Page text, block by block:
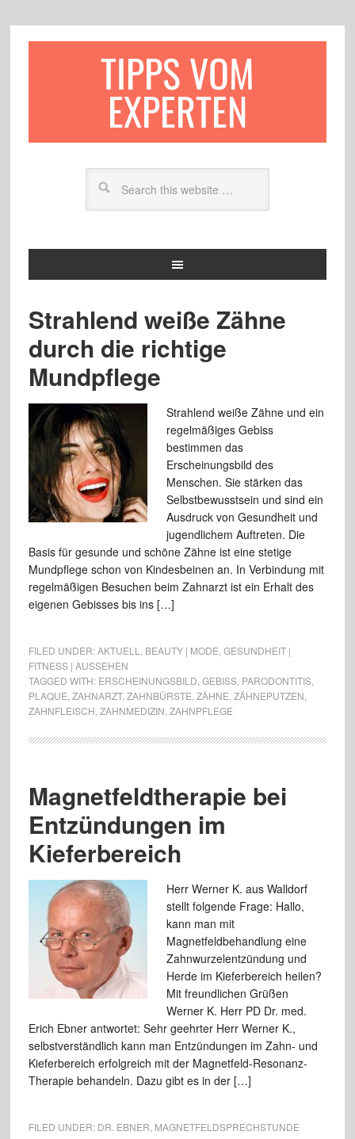
TIPPS VOM
EXPERTEN
Strahlend weiße Zähne
durch die richtige
Mundpflege
Strahlend weiße Zähne und ein
regelmäßiges Gebiss
bestimmen das
Erscheinungsbild des
Menschen. Sie stärken das
Selbstbewusstsein und sind ein
Ausdruck von Gesundheit und
jugendlichem Auftreten. Die
Basis für gesunde und schöne Zähne ist eine stetige
Mundpflege schon von Kindesbeinen an. In Verbindung mit
regelmäßigen Besuchen beim Zahnarzt ist ein Erhalt des
eigenen Gebisses bis ins […]
FILED UNDER:AKTUELL BEAUTY | MODE GESUNDHEIT |
FITNESS | AUSSEHEN
TAGGED WITH: ERSCHEINUNGSBILD GEBISS, PARODONTITIS,
PLAQUE ZAHNARZT, ZAHNBÜRSTE ZÄHNE ZÄHNEPUTZEN
ZAHNFLEISCH ZAHNMEDIZIN ZAHNPFLEGE
Magnetfeldtherapie bei
Entzündungen im
Kieferbereich
Herr Werner K. aus Walldorf
stellt folgende Frage: Hallo,
kann man mit
Magnetfeldbehandlung eine
Zahnwurzelentzündung und
Herde im Kieferbereich heilen?
Mit freundlichen Grüßen
Werner K. Herr PD Dr. med.
Erich Ebner antwortet: Sehr geehrter Herr Werner K.,
selbstverständlich kann man Entzündungen im Zahn- und
Kieferbereich erfolgreich mit der Magnetfeld-Resonanz-
Therapie behandeln. Dazu gibt es in der […]
FILED UNDER: DR. EBNER MAGNETFELDSPRECHSTUNDE